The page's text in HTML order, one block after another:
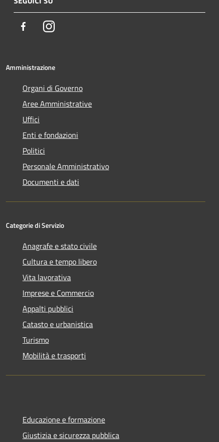
FacebookInstagram
Amministrazione
Organi di Governo
Aree Amministrative
Uffici
Enti e fondazioni
Politici
Personale Amministrativo
Documenti e dati
Categorie di Servizio
Anagrafe e stato civile
Cultura e tempo libero
Vita lavorativa
Imprese e Commercio
Appalti pubblici
Catasto e urbanistica
Turismo
Mobilità e trasporti
Educazione e formazione
Giustizia e sicurezza pubblica